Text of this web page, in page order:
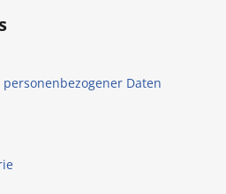
Daten